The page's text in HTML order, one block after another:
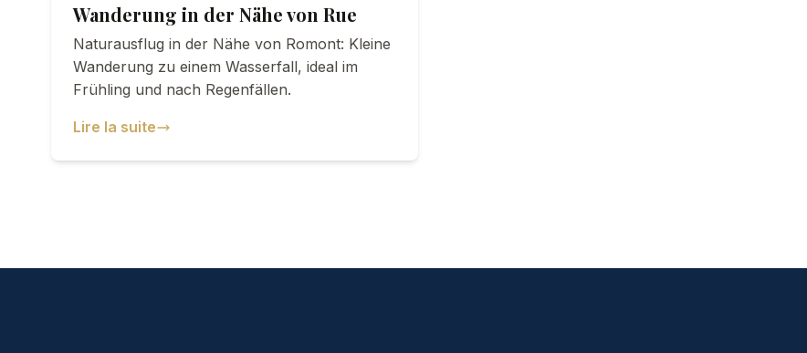
Wanderung in der Nähe von Rue
Naturausflug in der Nähe von Romont: Kleine
Wanderung zu einem Wasserfall, ideal im
Frühling und nach Regenfällen.
Lire la suite